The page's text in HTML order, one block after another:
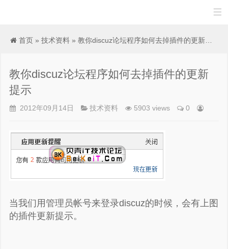

首页 » 技术资料 » 教你discuz论坛程序如何去掉插件的更新提示
教你discuz论坛程序如何去掉插件的更新
提示
2012年09月14日 技术资料 5903 views 0
当我们用管理员帐号来登录discuz的时候，会有上图
的插件更新提示。